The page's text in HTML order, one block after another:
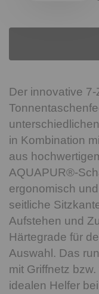
Der innovative
in Kombination
aus
AQUAPUR®-
ergonomisch
seitliche
Aufstehen und
Härtegrade für
Auswahl. Das
mit Griffnetz
idealen Helfer